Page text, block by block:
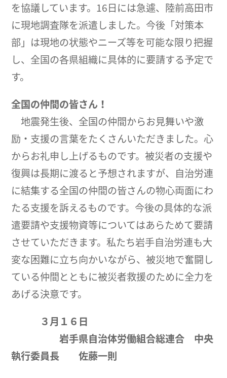
を協議しています。16日には急遽、陸前高田市
に現地調査隊を派遣しました。今後「対策本
部」は現地の状態やニーズ等を可能な限り把握
し、全国の各県組織に具体的に要請する予定で
す。
全国の仲間の皆さん！
地震発生後、全国の仲間からお見舞いや激
励・支援の言葉をたくさんいただきました。心
からお礼申し上げるものです。被災者の支援や
復興は長期に渡ると予想されますが、自治労連
に結集する全国の仲間の皆さんの物心両面にわ
たる支援を訴えるものです。今後の具体的な派
遣要請や支援物資等についてはあらためて要請
させていただきます。私たち岩手自治労連も大
変な困難に立ち向かいながら、被災地で奮闘し
ている仲間とともに被災者救援のために全力を
あげる決意です。
３月１６日
岩手県自治体労働組合総連合 中央
執行委員長 佐藤一則